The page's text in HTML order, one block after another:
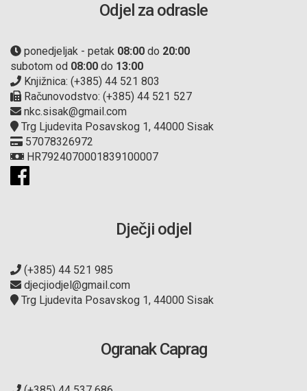
Odjel za odrasle
ponedjeljak - petak 08:00 do 20:00
subotom od 08:00 do 13:00
Knjižnica: (+385) 44 521 803
Računovodstvo: (+385) 44 521 527
nkc.sisak@gmail.com
Trg Ljudevita Posavskog 1, 44000 Sisak
57078326972
HR7924070001839100007
Dječji odjel
(+385) 44 521 985
djecjiodjel@gmail.com
Trg Ljudevita Posavskog 1, 44000 Sisak
Ogranak Caprag